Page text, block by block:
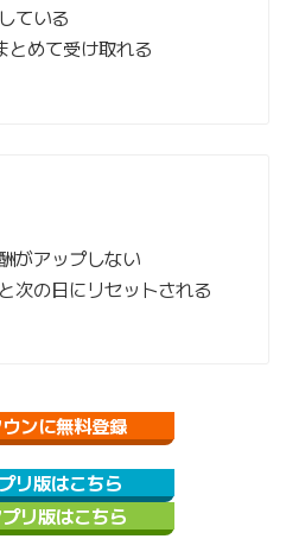
ている
とめて受け取れる
がアップしない
次の日にリセットされる
ンに無料登録
リ版はこちら
リ版はこちら